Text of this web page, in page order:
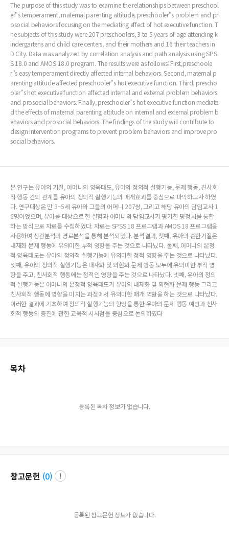
The purpose of this study was to examine the relationships between preschool
er"s temperament, maternal parenting attitude, preschooler"s problem and pr
osocial behaviors focusing on the mediating effect of hot executive function. T
he subjects of this study were 207 preschoolers, 3 to 5 years of age attending k
indergartens and child care centers, and their mothers and 16 their teachers in
D City. Data was analyzed by correlation analysis and path analysis using SPS
S 18.0 and AMOS 18.0 program. The results were as follows: First,preschoole
r"s easy temperament directly affected internal behaviors. Second, maternal p
arenting attitude affected preschooler"s hot executive function. Third. prescho
oler"s hot executive function affected internal and external problem behaviors
and prosocial behaviors. Finally, preschooler"s hot executive function mediate
d the effects of maternal parenting attitude on internal and external problem b
ehaviors and prosocial behaviors. The findings of the study will contribute to
design intervention programs to prevent problem behaviors and improve pro
social behaviors.
본 연구는 유아의 기질, 어머니의 양육태도, 유아의 정의적 실행기능, 문제 행동, 친사회
적 행동 간의 관계를 유아의 정의적 실행기능의 매개효과를 중심으로 파악하고자 하였
다. 연구대상은 만 3~5세 유아와 그들의 어머니 207쌍, 그리고 해당 유아의 담임교사 1
6명이었으며, 유아를 대상으로 한 실험과 어머니와 담임교사가 평가한 평정치를 통합
하는 방식으로 자료를 수집하였다. 자료는 SPSS 18 프로그램과 AMOS 18 프로그램을
사용하여 상관분석과 경로분석을 통해 분석되었다. 분석결과, 첫째, 유아의 순한기질은
내재화 문제 행동에 유의미한 부적 영향을 주는 것으로 나타났다. 둘째, 어머니의 온정
적 양육태도는 유아의 정의적 실행기능에 유의미한 정적 영향을 주는 것으로 나타났다.
셋째, 유아의 정의적 실행기능은 내재화 및 외현화 문제 행동 모두에 유의미한 부적 영
향을 주고, 친사회적 행동에는 정적인 영향을 주는 것으로 나타났다. 넷째, 유아의 정의
적 실행기능은 어머니의 온정적 양육태도가 유아의 내재화 및 외현화 문제 행동 그리고
친사회적 행동에 영향을 미치는 과정에서 유의미한 매개 역할을 하는 것으로 나타났다.
이러한 결과에 기초하여 정의적 실행기능의 향상을 통한 유아의 문제 행동 예방과 친사
회적 행동의 증진에 관한 교육적 시사점을 중심으로 논의하였다
목차
등록된 목차 정보가 없습니다.
참고문헌 (0)
등록된 참고문헌 정보가 없습니다.